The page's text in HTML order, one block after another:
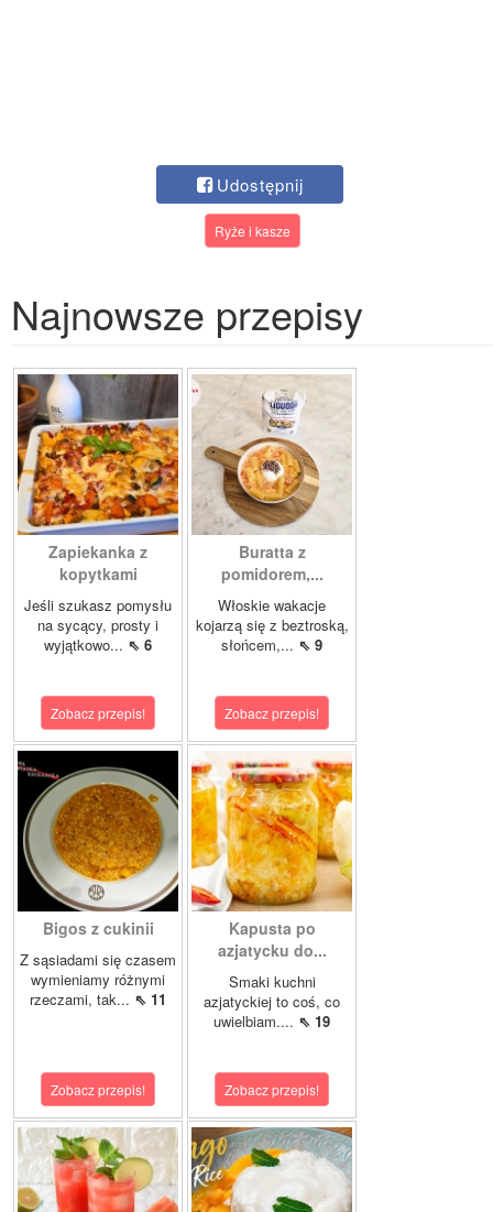
Udostępnij
Ryże i kasze
Najnowsze przepisy
Zapiekanka z
kopytkami
Jeśli szukasz pomysłu
na sycący, prosty i
wyjątkowo... ⇖ 6
Zobacz przepis!
Buratta z
pomidorem,...
Włoskie wakacje
kojarzą się z beztroską,
słońcem,... ⇖ 9
Zobacz przepis!
Bigos z cukinii
Z sąsiadami się czasem
wymieniamy różnymi
rzeczami, tak... ⇖ 11
Zobacz przepis!
Kapusta po
azjatycku do...
Smaki kuchni
azjatyckiej to coś, co
uwielbiam.... ⇖ 19
Zobacz przepis!